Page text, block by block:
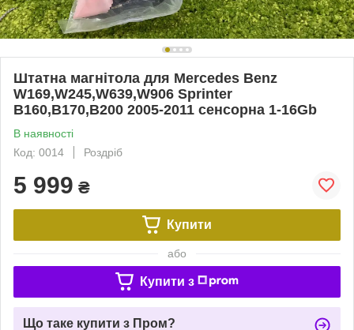
Штатна магнітола для Mercedes Benz
W169,W245,W639,W906 Sprinter
B160,B170,B200 2005-2011 сенсорна 1-16Gb
В наявності
Код: 0014
Роздріб
5 999 ₴
Купити
або
Купити з
Що таке купити з Пром?